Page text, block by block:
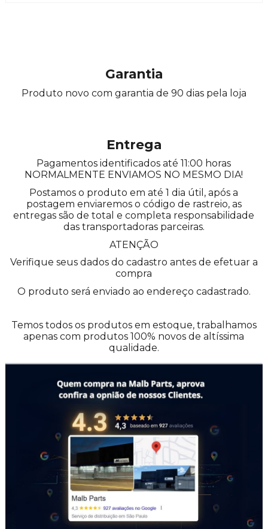
Garantia
Produto novo com garantia de 90 dias pela loja
Entrega
Pagamentos identificados até 11:00 horas
NORMALMENTE ENVIAMOS NO MESMO DIA!
Postamos o produto em até 1 dia útil, após a
postagem enviaremos o código de rastreio, as
entregas são de total e completa responsabilidade
das transportadoras parceiras.
ATENÇÃO
Verifique seus dados do cadastro antes de efetuar a
compra
O produto será enviado ao endereço cadastrado.
Temos todos os produtos em estoque, trabalhamos
apenas com produtos 100% novos de altíssima
qualidade.